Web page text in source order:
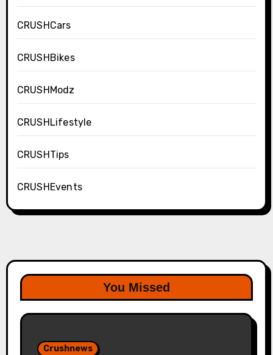
CRUSHCars
CRUSHBikes
CRUSHModz
CRUSHLifestyle
CRUSHTips
CRUSHEvents
You Missed
Crushnews